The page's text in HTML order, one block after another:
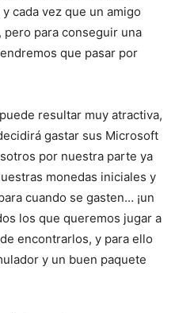
cada vez que un amigo
para conseguir una
que pasar por
resultar muy atractiva,
gastar sus Microsoft
por nuestra parte ya
monedas iniciales y
cuando se gasten… ¡un
los que queremos jugar a
encontrarlos, y para ello
y un buen paquete